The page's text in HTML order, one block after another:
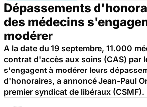
Dépassements
des médecins
modérer
A la date du 19 septembre, 11.000
contrat d'accès aux soins (CAS) par
s'engagent à modérer leurs
d'honoraires, a annoncé Jean-Paul
premier syndicat de libéraux (CSMF).